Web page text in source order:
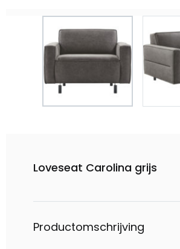
Loveseat Carolina grijs
Productomschrijving